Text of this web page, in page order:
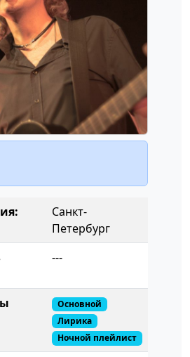
Санкт-
Петербург
---
Основной
Лирика
Ночной плейлист